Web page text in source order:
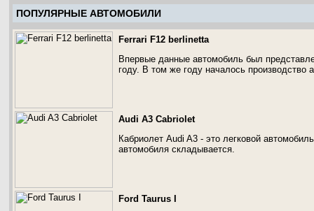
ПОПУЛЯРНЫЕ АВТОМОБИЛИ
Ferrari F12 berlinetta
Впервые данные автомобиль был
году. В том же году началось производство
Audi A3 Cabriolet
Кабриолет Audi A3 - это легковой
автомобиля складывается.
Ford Taurus I